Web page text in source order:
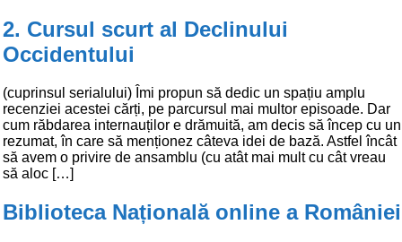
2. Cursul scurt al Declinului
Occidentului
(cuprinsul serialului) Îmi propun să dedic un spațiu amplu
recenziei acestei cărți, pe parcursul mai multor episoade. Dar
cum răbdarea internauților e drămuită, am decis să încep cu un
rezumat, în care să menționez câteva idei de bază. Astfel încât
să avem o privire de ansamblu (cu atât mai mult cu cât vreau
să aloc […]
Biblioteca Națională online a României